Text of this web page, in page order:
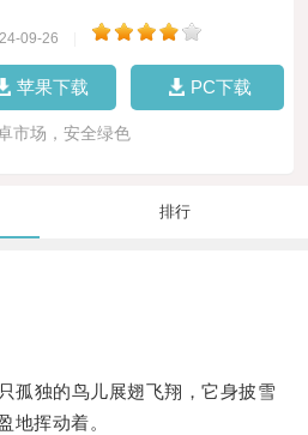
09-26
苹果下载 PC下载
市场，安全绿色
排行
独的鸟儿展翅飞翔，它身披雪
地挥动着。